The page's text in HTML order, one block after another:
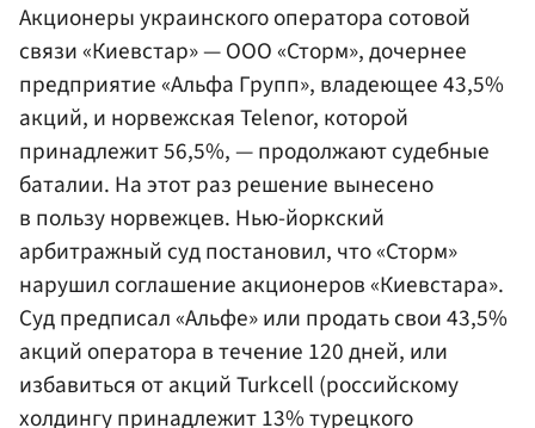
Акционеры украинского оператора сотовой
связи «Киевстар» — ООО «Сторм», дочернее
предприятие «Альфа Групп», владеющее 43,5%
акций, и норвежская Telenor, которой
принадлежит 56,5%, — продолжают судебные
баталии. На этот раз решение вынесено
в пользу норвежцев. Нью-йоркский
арбитражный суд постановил, что «Сторм»
нарушил соглашение акционеров «Киевстара».
Суд предписал «Альфе» или продать свои 43,5%
акций оператора в течение 120 дней, или
избавиться от акций Turkcell (российскому
холдингу принадлежит 13% турецкого